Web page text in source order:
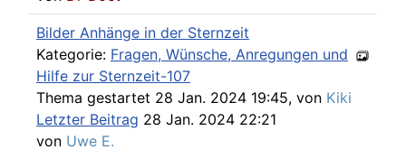
Bilder Anhänge in der Sternzeit
Kategorie: Fragen, Wünsche, Anregungen und
Hilfe zur Sternzeit-107
Thema gestartet 28 Jan. 2024 19:45, von Kiki
Letzter Beitrag 28 Jan. 2024 22:21
von Uwe E.